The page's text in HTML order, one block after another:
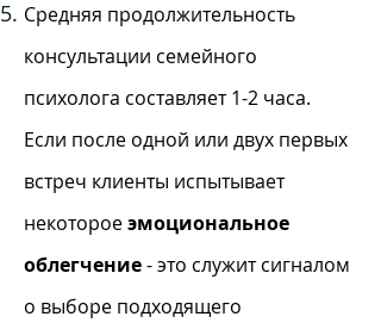
Средняя продолжительность
консультации семейного
психолога составляет 1-2 часа.
Если после одной или двух первых
встреч клиенты испытывает
некотороеэмоциональное
облегчение- это служит сигналом
о выборе подходящего